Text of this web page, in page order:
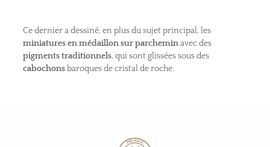
Ce dernier a dessiné, en plus du sujet principal, les
miniatures en médaillon sur parcheminavec des
pigments traditionnels, qui sont glissées sous des
cabochonsbaroques de cristal de roche.